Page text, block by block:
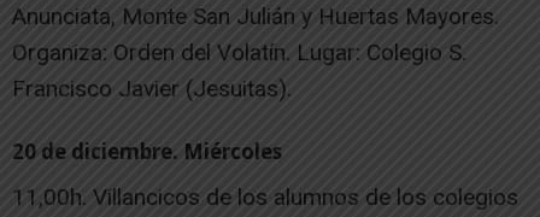
Anunciata, Monte San Julián y Huertas Mayores.
Organiza: Orden del Volatín. Lugar: Colegio S.
Francisco Javier (Jesuitas).
20 de diciembre. Miércoles
11,00h. Villancicos de los alumnos de los colegios